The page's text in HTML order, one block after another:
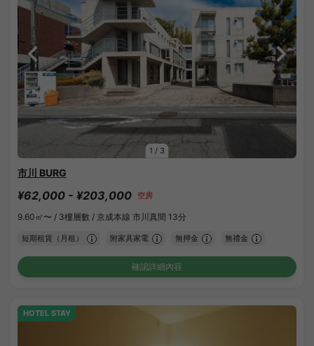
1 / 3
市川 BURG
¥62,000 - ¥203,000 空房
9.60㎡〜 / 3樓層數 / 京成本線 市川真間 13分
短期租賃（月租） 附家具家電 無押金 無禮金
確認詳細內容
HOTEL STAY